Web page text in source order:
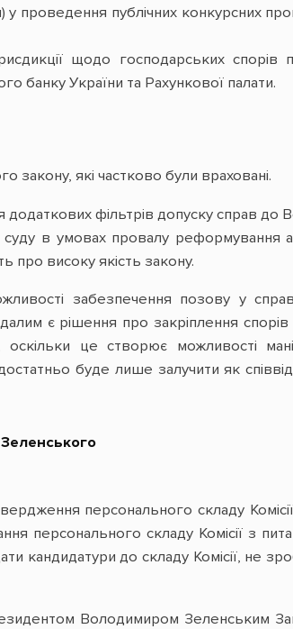
у проведення публічних конкурсних
щодо господарських спорів
банку України та Рахункової палати.
закону, які частково були враховані.
додаткових фільтрів допуску справ
в умовах провалу реформування
про високу якість закону.
забезпечення позову у
є рішення про закріплення
це створює можливості
буде лише залучити як
персонального складу
персонального складу Комісії з
кандидатури до складу Комісії, не
Володимиром Зеленським